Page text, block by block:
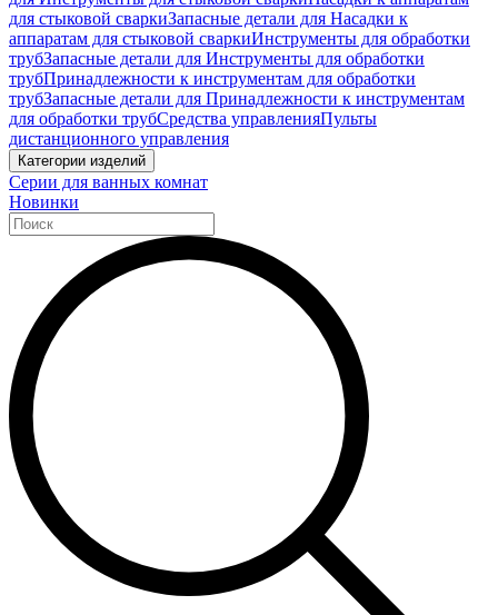
для стыковой сваркиЗапасные детали для Насадки к
аппаратам для стыковой сваркиИнструменты для обработки
трубЗапасные детали для Инструменты для обработки
трубПринадлежности к инструментам для обработки
трубЗапасные детали для Принадлежности к инструментам
для обработки трубСредства управленияПульты
дистанционного управления
Категории изделий
Серии для ванных комнат
Новинки